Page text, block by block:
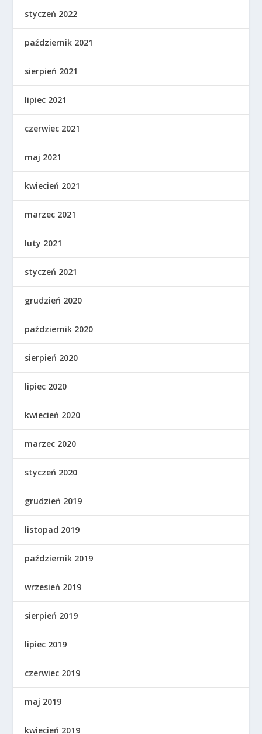
styczeń 2022
październik 2021
sierpień 2021
lipiec 2021
czerwiec 2021
maj 2021
kwiecień 2021
marzec 2021
luty 2021
styczeń 2021
grudzień 2020
październik 2020
sierpień 2020
lipiec 2020
kwiecień 2020
marzec 2020
styczeń 2020
grudzień 2019
listopad 2019
październik 2019
wrzesień 2019
sierpień 2019
lipiec 2019
czerwiec 2019
maj 2019
kwiecień 2019